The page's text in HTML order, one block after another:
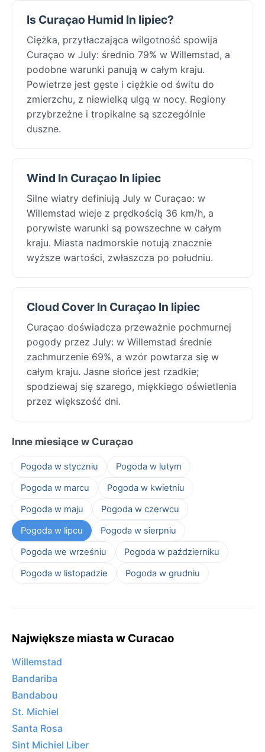
Is Curaçao Humid In lipiec?
Ciężka, przytłaczająca wilgotność spowija
Curaçao w July: średnio 79% w Willemstad, a
podobne warunki panują w całym kraju.
Powietrze jest gęste i ciężkie od świtu do
zmierzchu, z niewielką ulgą w nocy. Regiony
przybrzeżne i tropikalne są szczególnie
duszne.
Wind In Curaçao In lipiec
Silne wiatry definiują July w Curaçao: w
Willemstad wieje z prędkością 36 km/h, a
porywiste warunki są powszechne w całym
kraju. Miasta nadmorskie notują znacznie
wyższe wartości, zwłaszcza po południu.
Cloud Cover In Curaçao In lipiec
Curaçao doświadcza przeważnie pochmurnej
pogody przez July: w Willemstad średnie
zachmurzenie 69%, a wzór powtarza się w
całym kraju. Jasne słońce jest rzadkie;
spodziewaj się szarego, miękkiego oświetlenia
przez większość dni.
Inne miesiące w Curaçao
Pogoda w styczniu
Pogoda w lutym
Pogoda w marcu
Pogoda w kwietniu
Pogoda w maju
Pogoda w czerwcu
Pogoda w lipcu
Pogoda w sierpniu
Pogoda we wrześniu
Pogoda w październiku
Pogoda w listopadzie
Pogoda w grudniu
Największe miasta w Curacao
Willemstad
Bandariba
Bandabou
St. Michiel
Santa Rosa
Sint Michiel Liber